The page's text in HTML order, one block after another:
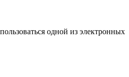
одной из электронных